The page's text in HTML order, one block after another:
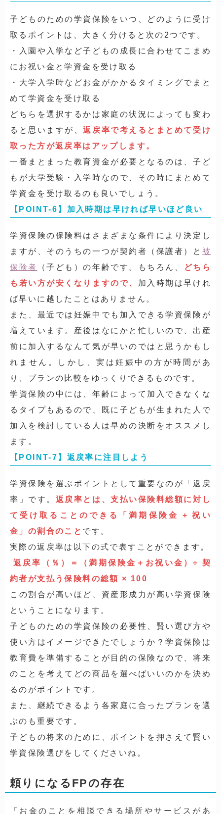
子どものための学資保険をいつ、どのように受け
取るポイントは、大きく分けると次の2つです。
・入園や入学など子どもの成長に合わせてこまめ
にお祝い金と学資金を受け取る
・大学入学時などお金がかかるタイミングでまと
めて学資金を受け取る
どちらを選択するかは家庭の状況によっても変わ
ると思いますが、返戻率で考えるとまとめて受け
取った方が返戻率はアップします。
一番まとまった教育資金が必要となるのは、子ど
もが大学受験・入学時なので、その時にまとめて
学資金を受け取るのも良いでしょう。
【POINT-6】加入時期は早ければ早いほど良い
学資保険の保険料はさまざまな条件により決定し
ますが、そのうちの一つが契約者（保護者）と 被
保険者
（子ども）の年齢です。もちろん、
どちら
も若い方が安くなりますので、 加入時期は早けれ
ば早いに越したことはありません。
また、最近では妊娠中でも加入できる学資保険が
増えています。産後はなにかと忙しいので、出産
前に加入するなんて気が早いのではと思うかもし
れません。しかし、実は妊娠中の方が時間があ
り、プランの比較をゆっくりできるものです。
学資保険の中には、年齢によって加入できなくな
るタイプもあるので、既に子どもが生まれた人で
加入を検討している人は早めの決断をオススメし
ます。
【POINT-7】返戻率に注目しよう
学資保険を選ぶポイントとして重要なのが「返戻
率」です。 返戻率とは、支払い保険料総額に対し
て受け取ることのできる「満期保険金 + 祝い
金」の割合のこと です。
実際の返戻率は以下の式で表すことができます。
返戻率（％）＝（満期保険金＋お祝い金）÷ 契
約者が支払う保険料の総額 × 100
この割合が高いほど、資産形成力が高い学資保険
ということになります。
子どものための学資保険の必要性、賢い選び方や
使い方はイメージできたでしょうか？学資保険は
教育費を準備することが目的の保険なので、将来
のことを考えてどの商品を選べばいいのかを決め
るのがポイントです。
また、継続できるよう各家庭に合ったプランを選
ぶのも重要です。
子どもの将来のために、ポイントを押さえて賢い
学資保険選びをしてくださいね。
頼りになるFPの存在
「お金のことを相談できる場所やサービスがあ